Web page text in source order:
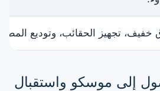
خفيف، تجهيز الحقائب، وتوديع
إلى موسكو واستقبال